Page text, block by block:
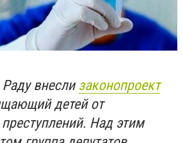
внеслизаконопроект
детей от
Над этим